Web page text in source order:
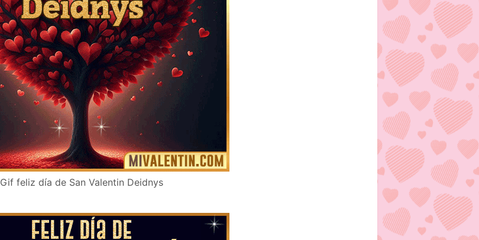
Gif feliz día de San Valentin Deidnys